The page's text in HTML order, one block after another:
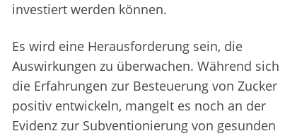
investiert werden können.
Es wird eine Herausforderung sein, die
Auswirkungen zu überwachen. Während sich
die Erfahrungen zur Besteuerung von Zucker
positiv entwickeln, mangelt es noch an der
Evidenz zur Subventionierung von gesunden